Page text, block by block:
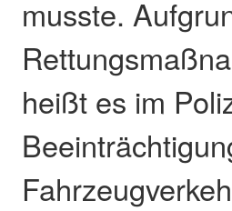
musste.
heißt es im